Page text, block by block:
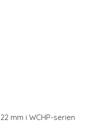
mm i WCHP-serien